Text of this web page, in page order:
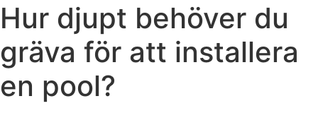
Hur djupt behöver du
gräva för att installera
en pool?